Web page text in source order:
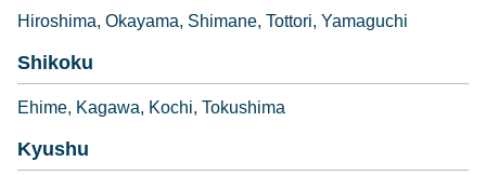
Hiroshima Okayama Shimane Tottori Yamaguchi
Shikoku
Ehime Kagawa Kochi Tokushima
Kyushu